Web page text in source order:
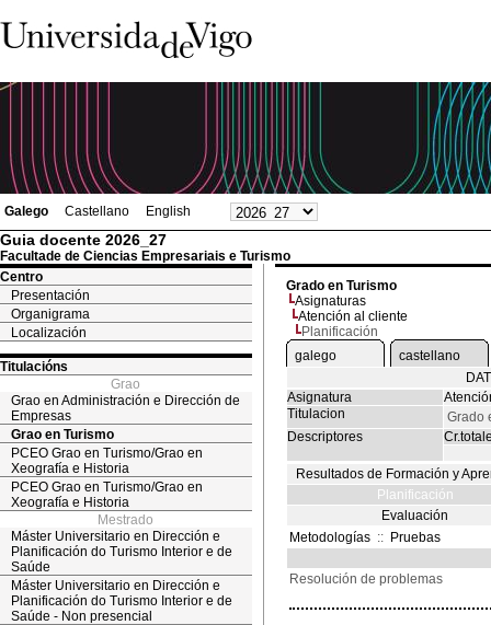
Galego Castellano English
Guia docente 2026_27
Facultade de Ciencias Empresariais e Turismo
Centro
Presentación
Organigrama
Localización
Titulacións
Grao
Grao en Administración e Dirección de
Empresas
Grao en Turismo
PCEO Grao en Turismo/Grao en
Xeografía e Historia
PCEO Grao en Turismo/Grao en
Xeografía e Historia
Mestrado
Máster Universitario en Dirección e
Planificación do Turismo Interior e de
Saúde
Máster Universitario en Dirección e
Planificación do Turismo Interior e de
Saúde - Non presencial
Grado en Turismo
Asignaturas
Atención al cliente
Planificación
galego
castellano
Asignatura
Titulacion
Grado
Descriptores
Resultados de Formación y
Planificación
Evaluación
Metodologías :: Pruebas
Resolución de problemas